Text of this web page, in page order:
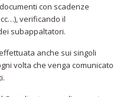
con scadenze
verificando il
subappaltatori.
anche sui singoli
volta che venga comunicato